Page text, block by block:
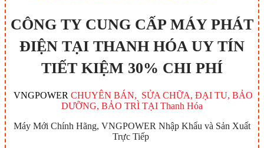
CÔNG TY CUNG CẤP MÁY PHÁT
ĐIỆN TẠI THANH HÓA UY TÍN
TIẾT KIỆM 30% CHI PHÍ
VNGPOWER CHUYÊN BÁN, SỬA CHỮA, ĐẠI TU, BẢO
DƯỠNG, BẢO TRÌ TẠI Thanh Hóa
Máy Mới Chính Hãng, VNGPOWER Nhập Khẩu và Sản Xuất
Trực Tiếp